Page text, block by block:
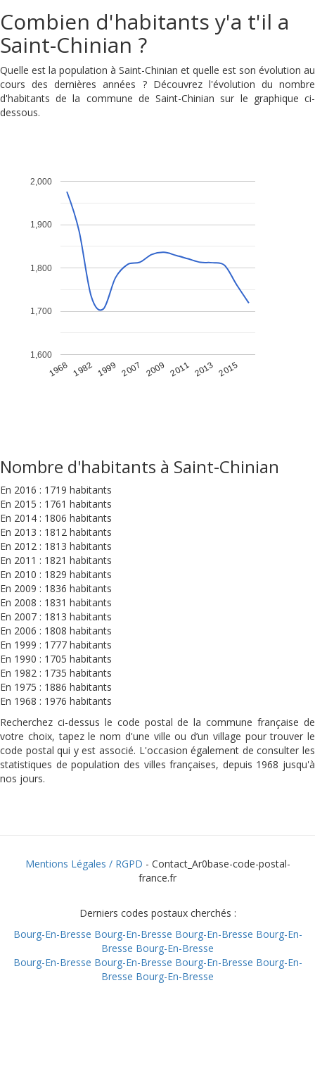
Combien d'habitants y'a t'il a
Saint-Chinian ?
Quelle est la population à Saint-Chinian et quelle est son évolution au
cours des dernières années ? Découvrez l'évolution du nombre
d'habitants de la commune de Saint-Chinian sur le graphique ci-
dessous.
1968 1982 1999 2007 2009 2011 2013 2015
1,600
1,700
1,800
1,900
2,000
Nombre d'habitants à Saint-Chinian
En 2016 : 1719 habitants
En 2015 : 1761 habitants
En 2014 : 1806 habitants
En 2013 : 1812 habitants
En 2012 : 1813 habitants
En 2011 : 1821 habitants
En 2010 : 1829 habitants
En 2009 : 1836 habitants
En 2008 : 1831 habitants
En 2007 : 1813 habitants
En 2006 : 1808 habitants
En 1999 : 1777 habitants
En 1990 : 1705 habitants
En 1982 : 1735 habitants
En 1975 : 1886 habitants
En 1968 : 1976 habitants
Recherchez ci-dessus le code postal de la commune française de
votre choix, tapez le nom d'une ville ou d’un village pour trouver le
code postal qui y est associé. L'occasion également de consulter les
statistiques de population des villes françaises, depuis 1968 jusqu'à
nos jours.
Mentions Légales / RGPD - Contact_Ar0base-code-postal-
france.fr
Derniers codes postaux cherchés :
Bourg-En-Bresse Bourg-En-Bresse Bourg-En-Bresse Bourg-En-
Bresse Bourg-En-Bresse
Bourg-En-Bresse Bourg-En-Bresse Bourg-En-Bresse Bourg-En-
Bresse Bourg-En-Bresse